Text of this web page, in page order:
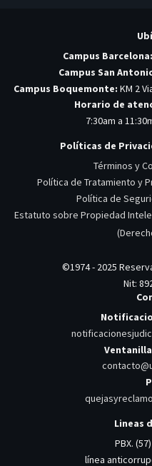
Campus Barcelona:
Campus San
Campus Boquemonte: KM 2
Horario de
7:30am a
Políticas de
Términos y
Política de Tratamiento y
Política de
Estatuto sobre Propiedad
©1974 - 2025
Nit:
Lineas
PBX.
línea